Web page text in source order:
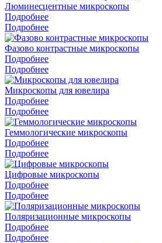
Люминесцентные микроскопы
Подробнее
Подробнее
Фазово контрастные микроскопы
Подробнее
Подробнее
Микроскопы для ювелира
Подробнее
Подробнее
Геммологические микроскопы
Подробнее
Подробнее
Цифровые микроскопы
Подробнее
Подробнее
Поляризационные микроскопы
Подробнее
Подробнее